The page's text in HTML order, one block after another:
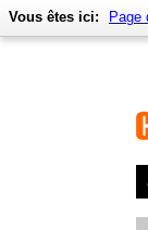
Vous êtes ici: Page